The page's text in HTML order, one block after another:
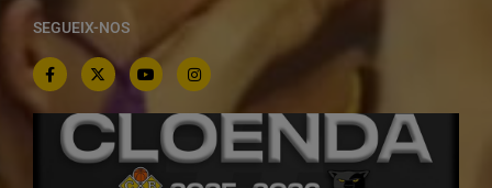
SEGUEIX-NOS